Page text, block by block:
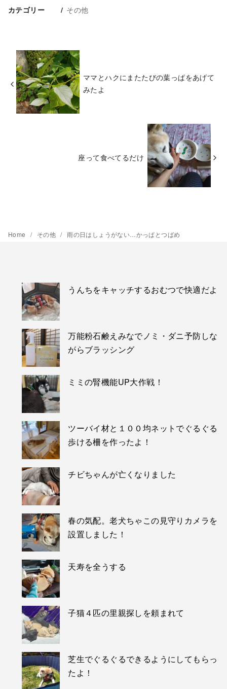
カテゴリー その他
ママとハクにまたたびの葉っぱをあげて
みたよ
座って食べてるだけ
Home その他 雨の日はしょうがない…かっぱとつばめ
うんちをキャッチするおむつで快適だよ
万能粉石鹸えみなでノミ・ダニ予防しな
がらブラッシング
ミミの腎機能UP大作戦！
ツーバイ材と１００均ネットでぐるぐる
歩ける柵を作ったよ！
チビちゃんが亡くなりました
春の気配。老犬ちゃこの見守りカメラを
設置しました！
天寿を全うする
子猫４匹の里親探しを頼まれて
芝生でぐるぐるできるようにしてもらっ
たよ！